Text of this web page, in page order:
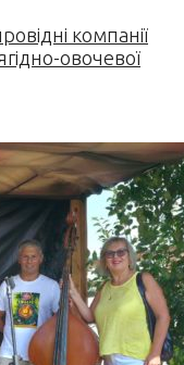
компанії
овочевої